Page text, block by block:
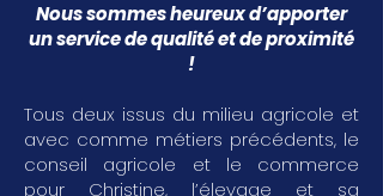
Nous sommes heureux d’apporter
un service de qualité et de proximité
!
Tous deux issus du milieu agricole et
avec comme métiers précédents, le
conseil agricole et le commerce
pour Christine, l’élevage et sa